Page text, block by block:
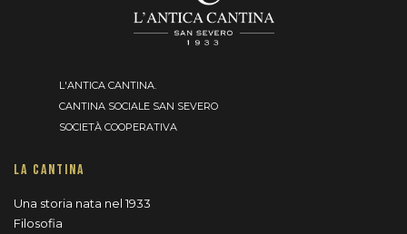
L'ANTICA CANTINA.
CANTINA SOCIALE SAN SEVERO
SOCIETÀ COOPERATIVA
LA CANTINA
Una storia nata nel 1933
Filosofia